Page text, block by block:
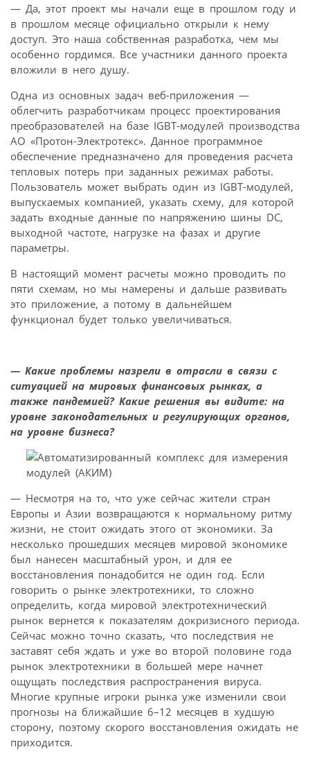
— Да, этот проект мы начали еще в прошлом году и
в прошлом месяце официально открыли к нему
доступ. Это наша собственная разработка, чем мы
особенно гордимся. Все участники данного проекта
вложили в него душу.
Одна из основных задач веб-приложения —
облегчить разработчикам процесс проектирования
преобразователей на базе IGBT-модулей производства
АО «Протон-Электротекс». Данное программное
обеспечение предназначено для проведения расчета
тепловых потерь при заданных режимах работы.
Пользователь может выбрать один из IGBT-модулей,
выпускаемых компанией, указать схему, для которой
задать входные данные по напряжению шины DC,
выходной частоте, нагрузке на фазах и другие
параметры.
В настоящий момент расчеты можно проводить по
пяти схемам, но мы намерены и дальше развивать
это приложение, а потому в дальнейшем
функционал будет только увеличиваться.
— Какие проблемы назрели в отрасли в связи с
ситуацией на мировых финансовых рынках, а
также пандемией? Какие решения вы видите: на
уровне законодательных и регулирующих органов,
на уровне бизнеса?
— Несмотря на то, что уже сейчас жители стран
Европы и Азии возвращаются к нормальному ритму
жизни, не стоит ожидать этого от экономики. За
несколько прошедших месяцев мировой экономике
был нанесен масштабный урон, и для ее
восстановления понадобится не один год. Если
говорить о рынке электротехники, то сложно
определить, когда мировой электротехнический
рынок вернется к показателям докризисного периода.
Сейчас можно точно сказать, что последствия не
заставят себя ждать и уже во второй половине года
рынок электротехники в большей мере начнет
ощущать последствия распространения вируса.
Многие крупные игроки рынка уже изменили свои
прогнозы на ближайшие 6–12 месяцев в худшую
сторону, поэтому скорого восстановления ожидать не
приходится.